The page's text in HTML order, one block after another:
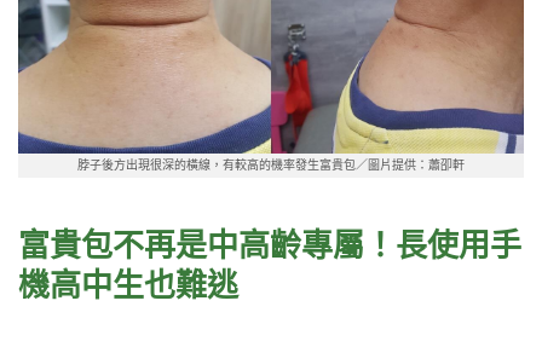
脖子後方出現很深的橫線，有較高的機率發生富貴包／圖片提供：蕭卲軒
富貴包不再是中高齡專屬！長使用手
機高中生也難逃